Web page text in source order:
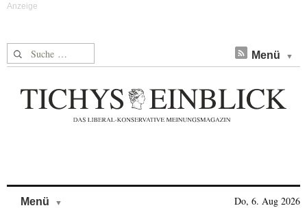
Suche nach: Menü
Menü Do, 6. Aug 2026